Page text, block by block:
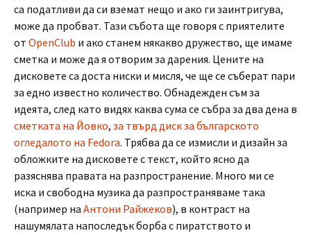
са податливи да си вземат нещо и ако ги заинтригува,
може да пробват. Тази събота ще говоря с приятелите
от OpenClub и ако станем някакво дружество, ще имаме
сметка и може да я отворим за дарения. Цените на
дисковете са доста ниски и мисля, че ще се съберат пари
за едно известно количество. Обнадежден съм за
идеята, след като видях каква сума се събра за два дена в
сметката на Йовко, за твърд диск за българското
огледалото на Fedora. Трябва да се измисли и дизайн за
обложките на дисковете с текст, който ясно да
разяснява правата на разпространение. Много ми се
иска и свободна музика да разпространяваме така
(например на Антони Райжеков), в контраст на
нашумялата напоследък борба с пиратството и